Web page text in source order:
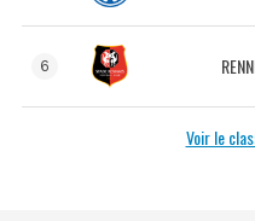
6
Voir le